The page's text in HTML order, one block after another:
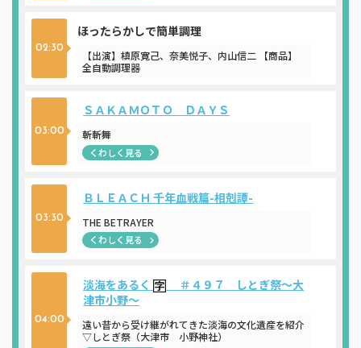
02:30
ほったらかしで簡単調理
【出演】槙原寛己、奈美悦子、内山信二 【商品】
全自動調理器
03:00
ＳＡＫＡＭＯＴＯ ＤＡＹＳ
斬斬舞
くわしく見る
03:30
ＢＬＥＡＣＨ 千年血戦篇-相剋譚-
THE BETRAYER
くわしく見る
04:00
淡海をあるく
＃４９７ しとぎ祭～大
津市小野～
遠い昔から受け継がれてきた淡海の文化遺産を紹介
▽しとぎ祭（大津市 小野神社）